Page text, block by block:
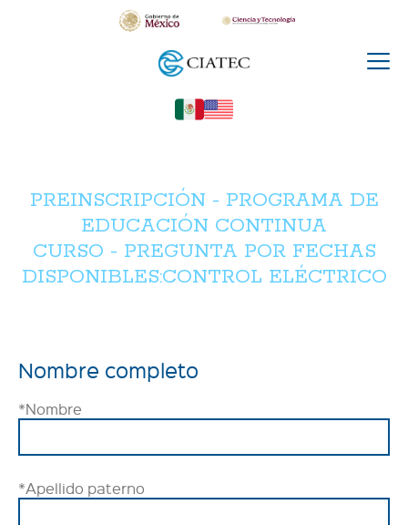
PREINSCRIPCIÓN - PROGRAMA DE
EDUCACIÓN CONTINUA
CURSO - PREGUNTA POR FECHAS
DISPONIBLES:CONTROL ELÉCTRICO
Nombre completo
*Nombre
*Apellido paterno